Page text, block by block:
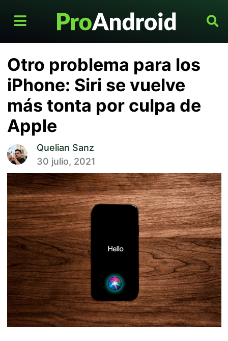
Otro problema para los
iPhone: Siri se vuelve
más tonta por culpa de
Apple
Quelian Sanz
30 julio, 2021